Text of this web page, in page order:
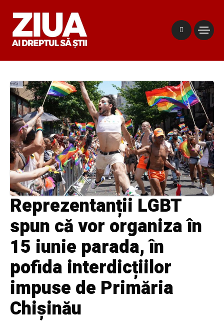
Reprezentanții LGBT
spun că vor organiza în
15 iunie parada, în
pofida interdicțiilor
impuse de Primăria
Chișinău